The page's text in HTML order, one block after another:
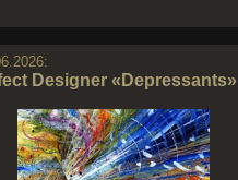
Designer «Depressants»